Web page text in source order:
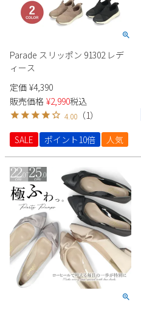
Parade スリッポン 91302 レデ
ィース
定価 ¥4,390
販売価格 ¥2,990税込
4.00 （1）
SALE
ポイント10倍 人気